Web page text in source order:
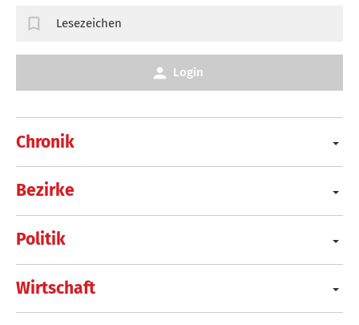
Chronik
Bezirke
Politik
Wirtschaft
Lesezeichen
Login